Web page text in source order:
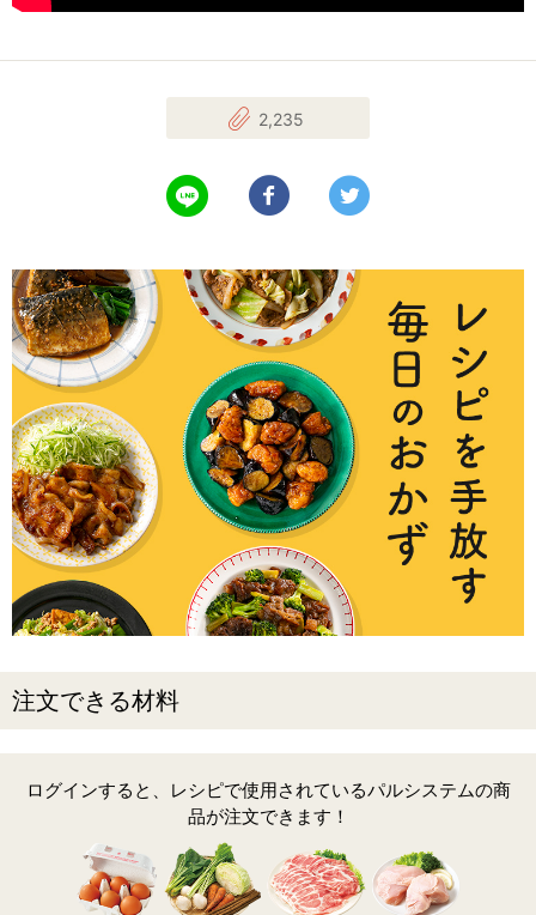
2,235
LINEで送る Facebookでシェアする
注文できる材料
ログインすると、レシピで使用されているパルシステムの商
品が注文できます！